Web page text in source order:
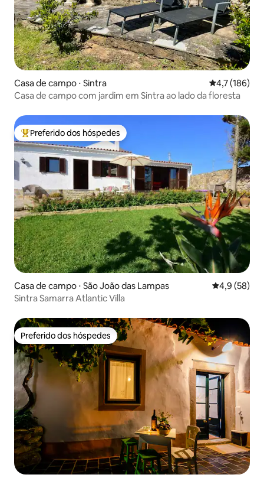
Casa de campo ⋅ Sintra 4,7 de uma
4,7 (186)
Casa de campo com jardim em Sintra ao lado da floresta
Entre os melhores preferidos dos hóspedes
Preferido dos hóspedes
Casa de campo ⋅ São João das Lampas 4,9 de uma
4,9 (58)
Sintra Samarra Atlantic Villa
Preferido dos hóspedes
Preferido dos hóspedes